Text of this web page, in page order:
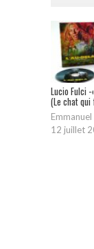
Lucio Fulci -
(Le chat qui
12 juillet